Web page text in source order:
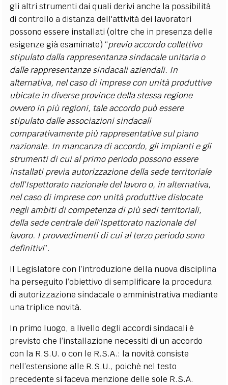
gli altri strumenti dai quali derivi anche la possibilità
di controllo a distanza dell'attività dei lavoratori
possono essere installati (oltre che in presenza delle
esigenze già esaminate) “previo accordo collettivo
stipulato dalla rappresentanza sindacale unitaria o
dalle rappresentanze sindacali aziendali. In
alternativa, nel caso di imprese con unità produttive
ubicate in diverse province della stessa regione
ovvero in più regioni, tale accordo può essere
stipulato dalle associazioni sindacali
comparativamente più rappresentative sul piano
nazionale. In mancanza di accordo, gli impianti e gli
strumenti di cui al primo periodo possono essere
installati previa autorizzazione della sede territoriale
dell'Ispettorato nazionale del lavoro o, in alternativa,
nel caso di imprese con unità produttive dislocate
negli ambiti di competenza di più sedi territoriali,
della sede centrale dell'Ispettorato nazionale del
lavoro. I provvedimenti di cui al terzo periodo sono
definitivi”.
Il Legislatore con l’introduzione della nuova disciplina
ha perseguito l’obiettivo di semplificare la procedura
di autorizzazione sindacale o amministrativa mediante
una triplice novità.
In primo luogo, a livello degli accordi sindacali è
previsto che l’installazione necessiti di un accordo
con la R.S.U. o con le R.S.A.: la novità consiste
nell’estensione alle R.S.U., poichè nel testo
precedente si faceva menzione delle sole R.S.A.